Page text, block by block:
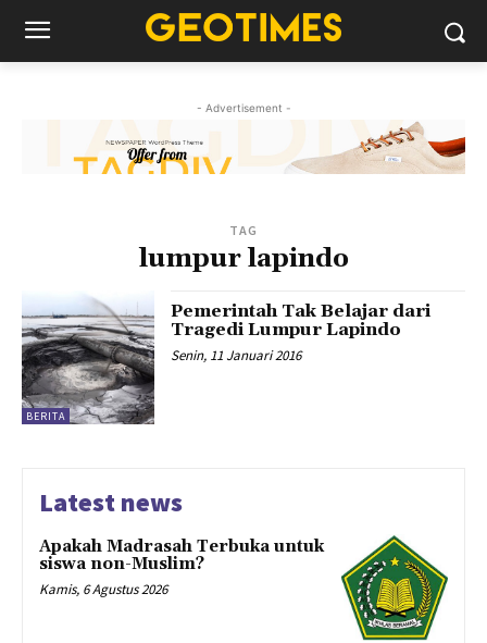
- Advertisement -
TAG
lumpur lapindo
BERITA
Pemerintah Tak Belajar dari
Tragedi Lumpur Lapindo
Senin, 11 Januari 2016
Latest news
Apakah Madrasah Terbuka untuk
siswa non-Muslim?
Kamis, 6 Agustus 2026